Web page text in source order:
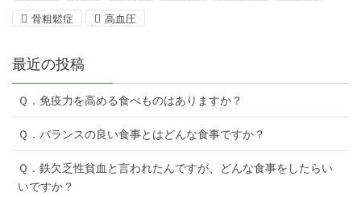
骨粗鬆症 高血圧
最近の投稿
Ｑ．免疫力を高める食べものはありますか？
Ｑ．バランスの良い食事とはどんな食事ですか？
Ｑ．鉄欠乏性貧血と言われたんですが、どんな食事をしたらい
いですか？